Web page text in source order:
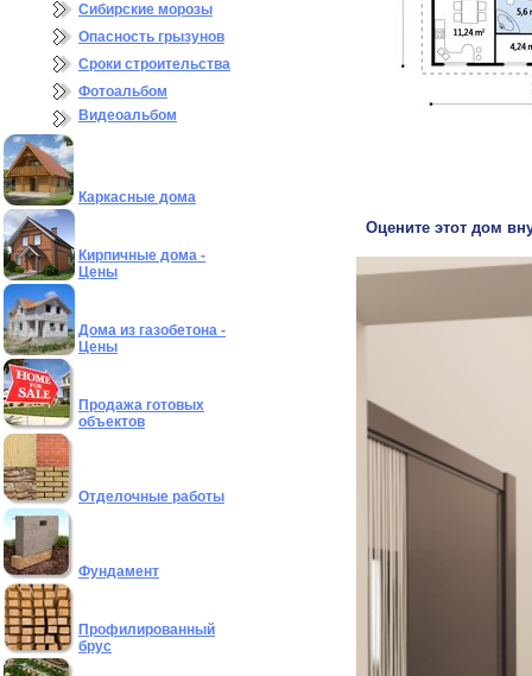
Сибирские морозы
Опасность грызунов
Сроки строительства
Фотоальбом
Видеоальбом
Каркасные дома
Кирпичные дома -
Цены
Дома из газобетона -
Цены
Продажа готовых
объектов
Отделочные работы
Фундамент
Профилированный
брус
Оцените этот дом